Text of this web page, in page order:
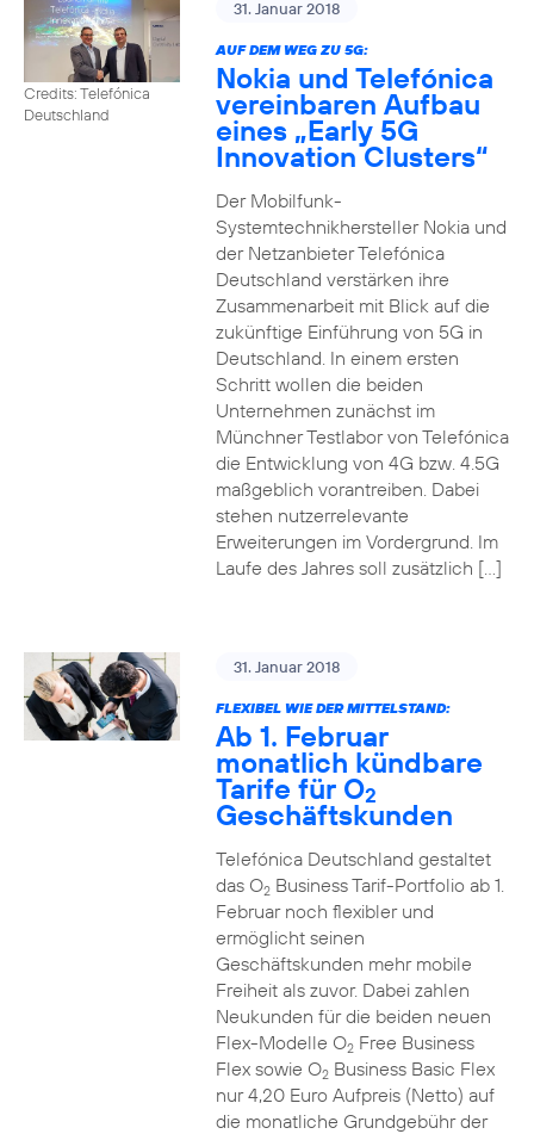
Credits: Telefónica
Deutschland
31. Januar 2018
AUF DEM WEG ZU 5G:
Nokia und Telefónica
vereinbaren Aufbau
eines „Early 5G
Innovation Clusters“
Der Mobilfunk-
Systemtechnikhersteller Nokia und
der Netzanbieter Telefónica
Deutschland verstärken ihre
Zusammenarbeit mit Blick auf die
zukünftige Einführung von 5G in
Deutschland. In einem ersten
Schritt wollen die beiden
Unternehmen zunächst im
Münchner Testlabor von Telefónica
die Entwicklung von 4G bzw. 4.5G
maßgeblich vorantreiben. Dabei
stehen nutzerrelevante
Erweiterungen im Vordergrund. Im
Laufe des Jahres soll zusätzlich […]
31. Januar 2018
FLEXIBEL WIE DER MITTELSTAND:
Ab 1. Februar
monatlich kündbare
Tarife für O2
Geschäftskunden
Telefónica Deutschland gestaltet
das O2Business Tarif-Portfolio ab 1.
Februar noch flexibler und
ermöglicht seinen
Geschäftskunden mehr mobile
Freiheit als zuvor. Dabei zahlen
Neukunden für die beiden neuen
Flex-Modelle O2Free Business
Flex sowie O2Business Basic Flex
nur 4,20 Euro Aufpreis (Netto) auf
die monatliche Grundgebühr der